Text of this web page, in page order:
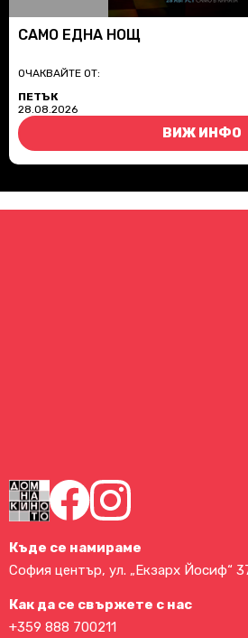
САМО ЕДНА НОЩ
ОЧАКВАЙТЕ ОТ:
ПЕТЪК
28.08.2026
ВИЖ ИНФО
Къде се намираме
София център, ул. „Екзарх Йосиф“
Как да се свържете с нас
+359 888 700211